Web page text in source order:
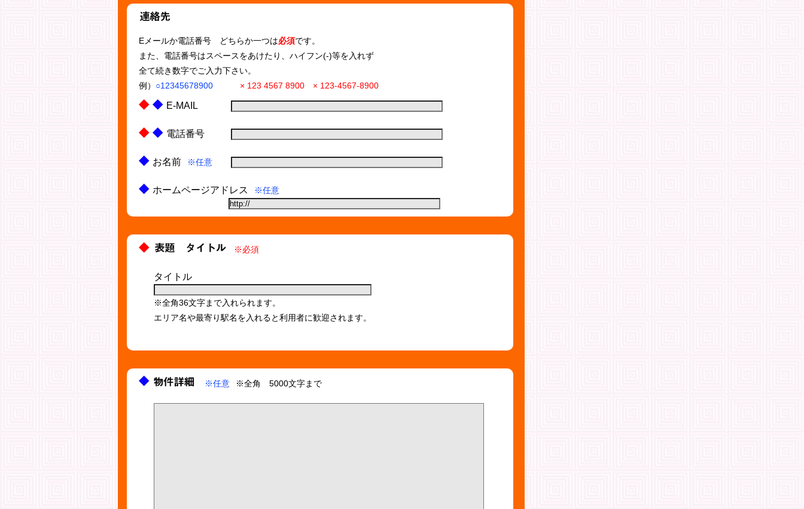
Eメールか電話番号 どちらか一つは必須です。
また、電話番号はスペースをあけたり、ハイフン(-)等を入れず
全て続き数字でご入力下さい。
例） ○12345678900 × 123 4567 8900 × 123-4567-8900
E-MAIL
電話番号
お名前 ※任意
ホームページアドレス ※任意
※必須
タイトル
※全角36文字まで入れられます。
エリア名や最寄り駅名を入れると利用者に歓迎されます。
※任意 ※全角 5000文字まで